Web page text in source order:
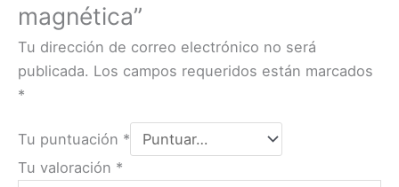
magnética”
Tu dirección de correo electrónico no será
publicada. Los campos requeridos están marcados
*
Tu puntuación *
Tu valoración *